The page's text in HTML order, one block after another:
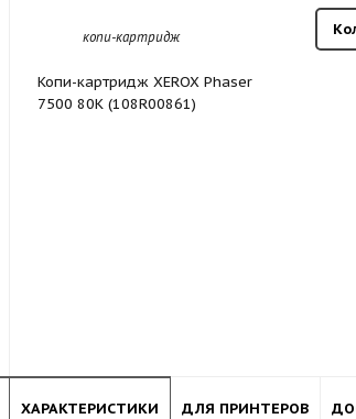
копи-картридж
Копи-картридж XEROX Phaser
7500 80K (108R00861)
ХАРАКТЕРИСТИКИ ДЛЯ ПРИНТЕРОВ